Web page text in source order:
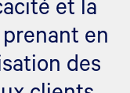
en
des